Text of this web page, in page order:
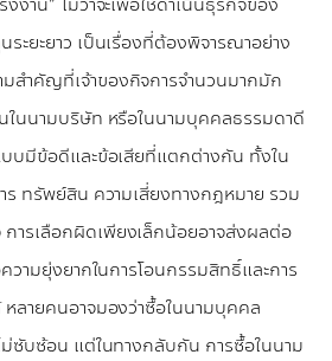
ะยะยาว เป็นเรื่องที่ต้องพิจารณาอย่าง
มสำคัญที่เจ้าของกิจการจำนวนมากมัก
ในนามบริษัท หรือในนามบุคคลธรรมดาดี
บบมีข้อดีและข้อเสียที่แตกต่างกัน ทั้งใน
ร ทรัพย์สิน ความเสี่ยงทางกฎหมาย รวม
รเลือกผิดเพียงเล็กน้อยอาจส่งผลต่อ
ความยุ่งยากในการโอนกรรมสิทธิ์และการ
หลายคนอาจมองว่าซื้อในนามบุคคล
ม่ซับซ้อน แต่ในทางกลับกัน การซื้อในนาม